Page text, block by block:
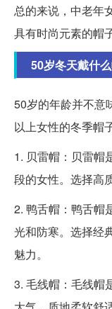
总的来说，中老年
具有时尚元素的帽
50岁冬天戴什
50岁的年龄并不意
以上女性的冬季帽
1. 贝雷帽：贝雷帽
段的女性。选择高
2. 鸭舌帽：鸭舌帽
光和防寒。选择经
魅力。
3. 毛线帽：毛线帽